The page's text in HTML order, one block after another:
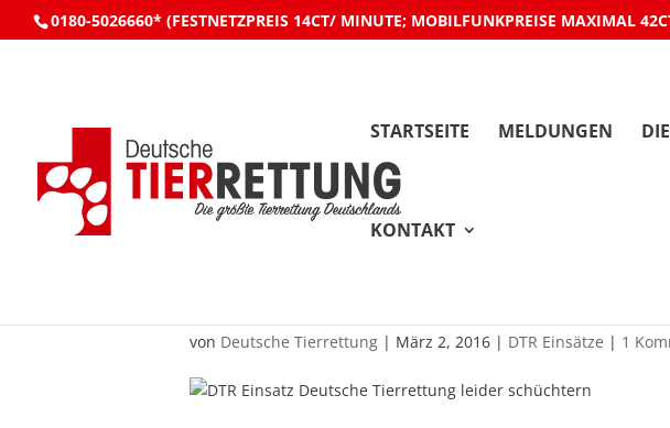
0180-5026660* (FESTNETZPREIS 14CT/ MINUTE; MOBILFUNKPREISE MAXIMAL
STARTSEITE MELDUNGEN
KONTAKT
von Deutsche Tierrettung | März 2, 2016 | DTR Einsätze | 1